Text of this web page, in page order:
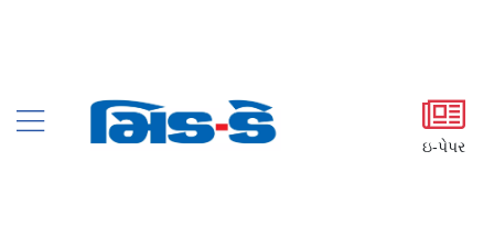
ઇ-પેપર